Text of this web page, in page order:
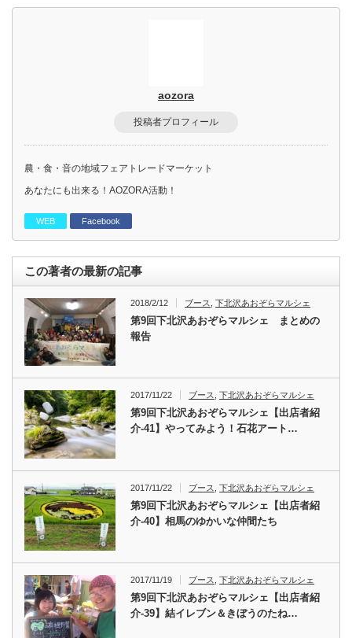
aozora
投稿者プロフィール
農・食・音の地域フェアトレードマーケット
あなたにも出来る！AOZORA活動！
WEB Facebook
この著者の最新の記事
2018/2/12 ブース ,下北沢あおぞらマルシェ
第9回下北沢あおぞらマルシェ まとめの
報告
2017/11/22 ブース,下北沢あおぞらマルシェ
第9回下北沢あおぞらマルシェ【出店者紹
介-41】やってみよう！石花アート…
2017/11/22 ブース ,下北沢あおぞらマルシェ
第9回下北沢あおぞらマルシェ【出店者紹
介-40】相馬のゆかいな仲間たち
2017/11/19 ブース ,下北沢あおぞらマルシェ
第9回下北沢あおぞらマルシェ【出店者紹
介-39】結イレブン＆きぼうのたね…